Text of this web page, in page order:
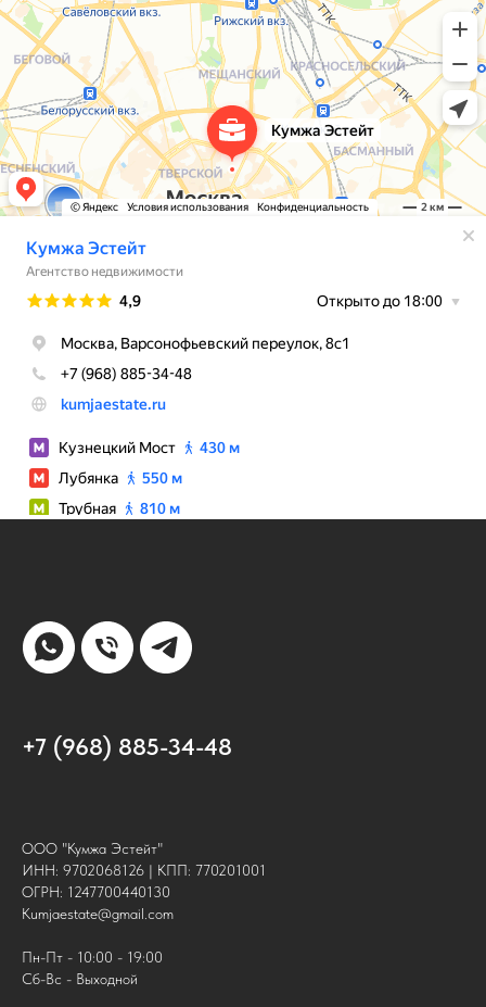
+7 (968) 885-34-48
ООО "Кумжа Эстейт"
ИНН: 9702068126 | КПП: 770201001
ОГРН: 1247700440130
Kumjaestate@gmail.com
Пн-Пт - 10:00 - 19:00
Сб-Вс - Выходной